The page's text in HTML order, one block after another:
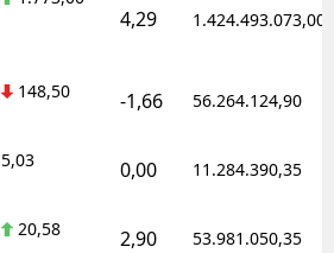
4,29 1.424.493.073,00
148,50 -1,66 56.264.124,90
5,03 0,00 11.284.390,35
20,58 2,90 53.981.050,35